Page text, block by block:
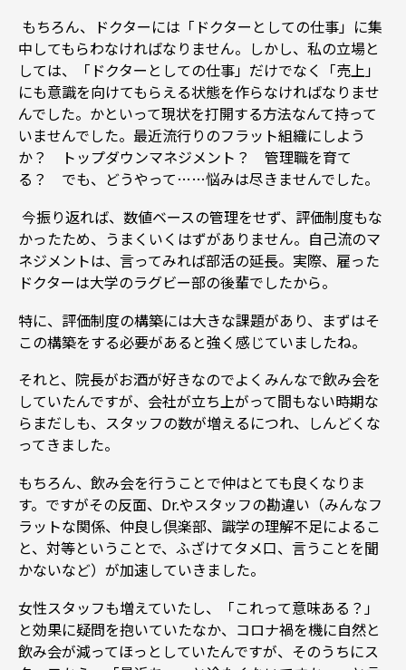
もちろん、ドクターには「ドクターとしての仕事」に集
中してもらわなければなりません。しかし、私の立場と
しては、「ドクターとしての仕事」だけでなく「売上」
にも意識を向けてもらえる状態を作らなければなりませ
んでした。かといって現状を打開する方法なんて持って
いませんでした。最近流行りのフラット組織にしよう
か？ トップダウンマネジメント？ 管理職を育て
る？ でも、どうやって……悩みは尽きませんでした。
今振り返れば、数値ベースの管理をせず、評価制度もな
かったため、うまくいくはずがありません。自己流のマ
ネジメントは、言ってみれば部活の延長。実際、雇った
ドクターは大学のラグビー部の後輩でしたから。
特に、評価制度の構築には大きな課題があり、まずはそ
この構築をする必要があると強く感じていましたね。
それと、院長がお酒が好きなのでよくみんなで飲み会を
していたんですが、会社が立ち上がって間もない時期な
らまだしも、スタッフの数が増えるにつれ、しんどくな
ってきました。
もちろん、飲み会を行うことで仲はとても良くなりま
す。ですがその反面、Dr.やスタッフの勘違い（みんなフ
ラットな関係、仲良し倶楽部、識学の理解不足によるこ
と、対等ということで、ふざけてタメ口、言うことを聞
かないなど）が加速していきました。
女性スタッフも増えていたし、「これって意味ある？」
と効果に疑問を抱いていたなか、コロナ禍を機に自然と
飲み会が減ってほっとしていたんですが、そのうちにス